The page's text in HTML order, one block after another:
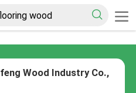
Wood Industry Co.,